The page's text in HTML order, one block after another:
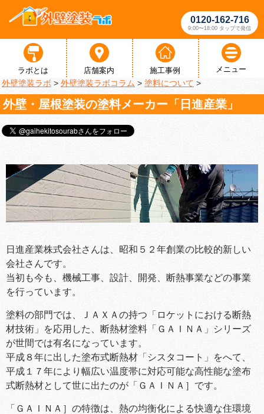
0120-162-716
9:00〜18:00 タップで発信
ラボとは 店舗案内 施工事例 メニュー
外壁塗装ラボ > 外壁塗装ラボコラム > 塗料について >
外壁・屋根塗装の塗料メーカー「日進産業」
日進産業株式会社さんは、昭和５２年創業の比較的新しい
会社さんです。
当初も今も、機械工事、設計、開発、断熱事業などの事業
を行っています。
塗料の部門では、ＪＡＸＡの持つ「ロケットにおける断熱
材技術」を応用した、断熱材塗料「ＧＡＩＮＡ」シリーズ
が世間では有名になっています。
平成８年に出した塗布式断熱材「シスタコート」をへて、
平成１７年により幅広い温度帯に対応可能な高性能な塗布
式断熱材として世に出たのが「ＧＡＩＮＡ］です。
「ＧＡＩＮＡ］の特徴は、熱の均衡化による快適な住環境